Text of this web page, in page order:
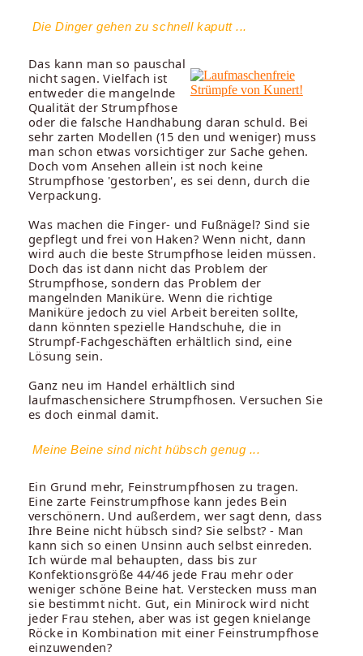
Die Dinger gehen zu schnell kaputt ...
Das kann man so pauschal
nicht sagen. Vielfach ist
entweder die mangelnde
Qualität der Strumpfhose
oder die falsche Handhabung daran schuld. Bei
sehr zarten Modellen (15 den und weniger) muss
man schon etwas vorsichtiger zur Sache gehen.
Doch vom Ansehen allein ist noch keine
Strumpfhose 'gestorben', es sei denn, durch die
Verpackung.
Was machen die Finger- und Fußnägel? Sind sie
gepflegt und frei von Haken? Wenn nicht, dann
wird auch die beste Strumpfhose leiden müssen.
Doch das ist dann nicht das Problem der
Strumpfhose, sondern das Problem der
mangelnden Maniküre. Wenn die richtige
Maniküre jedoch zu viel Arbeit bereiten sollte,
dann könnten spezielle Handschuhe, die in
Strumpf-Fachgeschäften erhältlich sind, eine
Lösung sein.
Ganz neu im Handel erhältlich sind
laufmaschensichere Strumpfhosen. Versuchen Sie
es doch einmal damit.
Meine Beine sind nicht hübsch genug ...
Ein Grund mehr, Feinstrumpfhosen zu tragen.
Eine zarte Feinstrumpfhose kann jedes Bein
verschönern. Und außerdem, wer sagt denn, dass
Ihre Beine nicht hübsch sind? Sie selbst? - Man
kann sich so einen Unsinn auch selbst einreden.
Ich würde mal behaupten, dass bis zur
Konfektionsgröße 44/46 jede Frau mehr oder
weniger schöne Beine hat. Verstecken muss man
sie bestimmt nicht. Gut, ein Minirock wird nicht
jeder Frau stehen, aber was ist gegen knielange
Röcke in Kombination mit einer Feinstrumpfhose
einzuwenden?